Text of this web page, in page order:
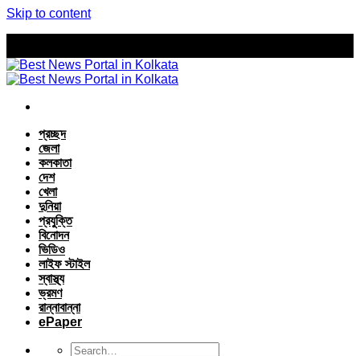
Skip to content
প্রচ্ছদ
জেলা
কলকাতা
দেশ
খেলা
দুনিয়া
প্রযুক্তি
বিনোদন
ভিডিও
লাইফ স্টাইল
স্বাস্থ্য
ভ্রমণ
রান্নাবান্না
ePaper